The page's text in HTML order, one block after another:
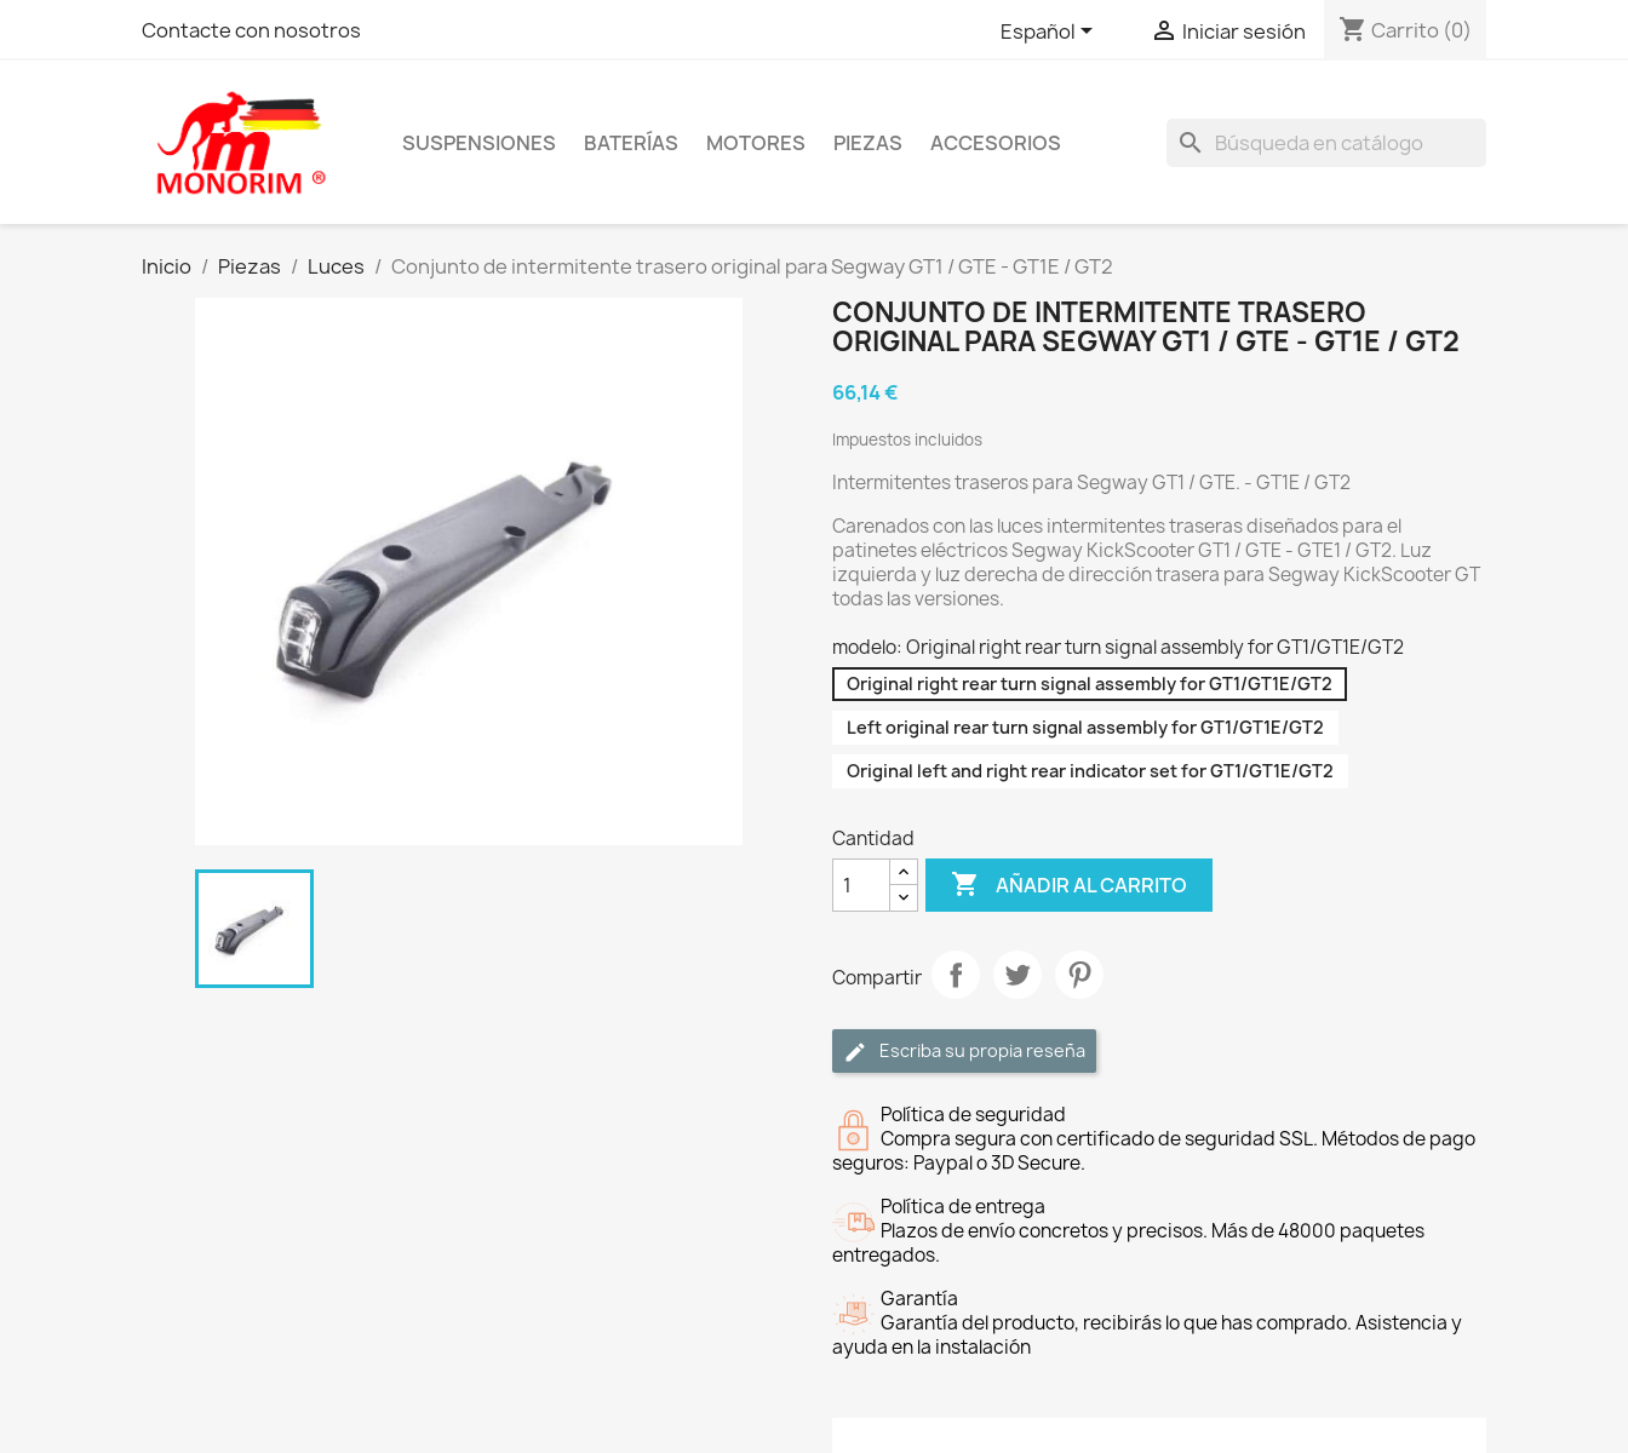
Contacte con nosotros Español  Iniciar sesión shopping_cart Carrito (0)
SUSPENSIONES BATERÍAS MOTORES PIEZAS ACCESORIOS search
Inicio Piezas Luces Conjunto de intermitente trasero original para Segway GT1 / GTE - GT1E / GT2
CONJUNTO DE INTERMITENTE TRASERO
ORIGINAL PARA SEGWAY GT1 / GTE - GT1E / GT2
66,14 €
Impuestos incluidos
Intermitentes traseros para Segway GT1 / GTE. - GT1E / GT2
Carenados con las luces intermitentes traseras diseñados para el
patinetes eléctricos Segway KickScooter GT1 / GTE - GTE1 / GT2. Luz
izquierda y luz derecha de dirección trasera para Segway KickScooter GT
todas las versiones.
modelo: Original right rear turn signal assembly for GT1/GT1E/GT2
Original right rear turn signal assembly for GT1/GT1E/GT2
Left original rear turn signal assembly for GT1/GT1E/GT2
Original left and right rear indicator set for GT1/GT1E/GT2
Cantidad
 AÑADIR AL CARRITO
Compartir
Escriba su propia reseña
Política de seguridad
Compra segura con certificado de seguridad SSL. Métodos de pago
seguros: Paypal o 3D Secure.
Política de entrega
Plazos de envío concretos y precisos. Más de 48000 paquetes
entregados.
Garantía
Garantía del producto, recibirás lo que has comprado. Asistencia y
ayuda en la instalación